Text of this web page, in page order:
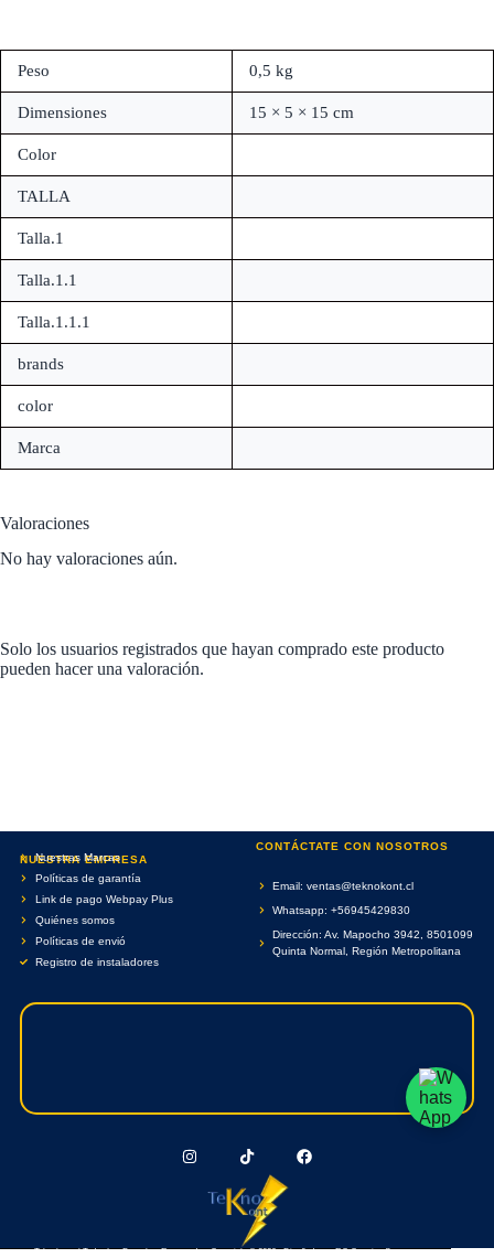
Peso 0,5 kg
Dimensiones 15 × 5 × 15 cm
Color
TALLA
Talla.1
Talla.1.1
Talla.1.1.1
brands
color
Marca
Valoraciones
No hay valoraciones aún.
Solo los usuarios registrados que hayan comprado este producto
pueden hacer una valoración.
NUESTRA EMPRESA
Nuestras Marcas
Políticas de garantía
Link de pago Webpay Plus
Quiénes somos
Políticas de envió
Registro de instaladores
CONTÁCTATE CON NOSOTROS
Email: ventas@teknokont.cl
Whatsapp: +56945429830
Dirección: Av. Mapocho 3942, 8501099
Quinta Normal, Región Metropolitana
Teknokont.cl Todos Los Derechos Reservados. Copyright © 2026 - Diseñado por RC Creative Systems